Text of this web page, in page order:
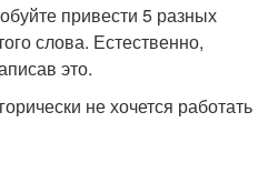
привести 5 разных
слова. Естественно,
это.
не хочется работать